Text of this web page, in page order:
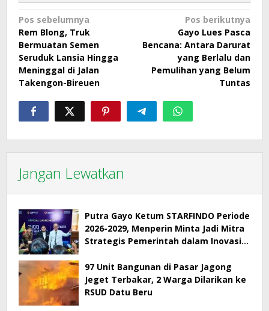
Navigasi
pos
Pos sebelumnya
Rem Blong, Truk
Bermuatan Semen
Seruduk Lansia Hingga
Meninggal di Jalan
Takengon-Bireuen
Pos berikutnya
Gayo Lues Pasca
Bencana: Antara Darurat
yang Berlalu dan
Pemulihan yang Belum
Tuntas
Jangan Lewatkan
Putra Gayo Ketum STARFINDO Periode
2026-2029, Menperin Minta Jadi Mitra
Strategis Pemerintah dalam Inovasi
97 Unit Bangunan di Pasar Jagong
Jeget Terbakar, 2 Warga Dilarikan ke
RSUD Datu Beru